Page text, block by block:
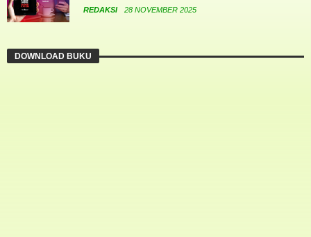
REDAKSI 28 NOVEMBER 2025
DOWNLOAD BUKU